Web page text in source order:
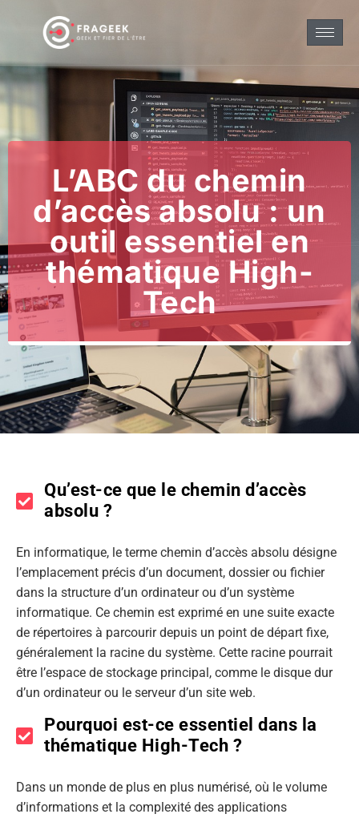
L’ABC du chemin
d’accès absolu : un
outil essentiel en
thématique High-
Tech
Qu’est-ce que le chemin d’accès
absolu ?
En informatique, le terme chemin d’accès absolu désigne
l’emplacement précis d’un document, dossier ou fichier
dans la structure d’un ordinateur ou d’un système
informatique. Ce chemin est exprimé en une suite exacte
de répertoires à parcourir depuis un point de départ fixe,
généralement la racine du système. Cette racine pourrait
être l’espace de stockage principal, comme le disque dur
d’un ordinateur ou le serveur d’un site web.
Pourquoi est-ce essentiel dans la
thématique High-Tech ?
Dans un monde de plus en plus numérisé, où le volume
d’informations et la complexité des applications